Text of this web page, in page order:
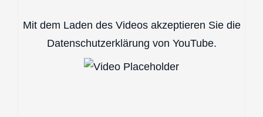
Mit dem Laden des Videos akzeptieren Sie die
Datenschutzerklärung von YouTube.